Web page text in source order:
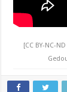
[CC BY-NC-